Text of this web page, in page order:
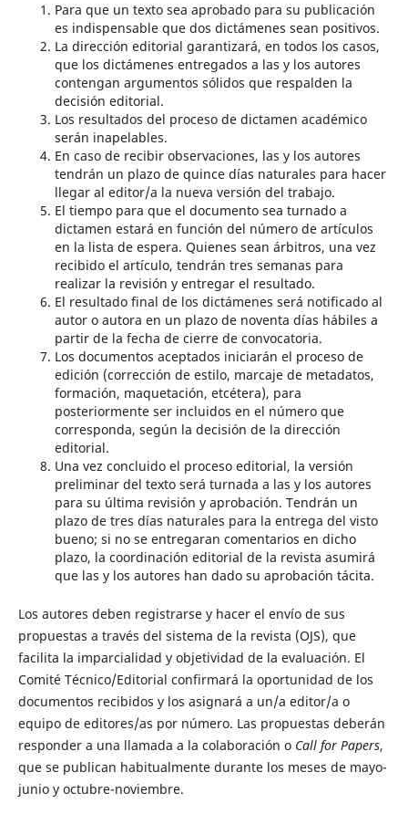
Para que un texto sea aprobado para su publicación
es indispensable que dos dictámenes sean positivos.
La dirección editorial garantizará, en todos los casos,
que los dictámenes entregados a las y los autores
contengan argumentos sólidos que respalden la
decisión editorial.
Los resultados del proceso de dictamen académico
serán inapelables.
En caso de recibir observaciones, las y los autores
tendrán un plazo de quince días naturales para hacer
llegar al editor/a la nueva versión del trabajo.
El tiempo para que el documento sea turnado a
dictamen estará en función del número de artículos
en la lista de espera. Quienes sean árbitros, una vez
recibido el artículo, tendrán tres semanas para
realizar la revisión y entregar el resultado.
El resultado final de los dictámenes será notificado al
autor o autora en un plazo de noventa días hábiles a
partir de la fecha de cierre de convocatoria.
Los documentos aceptados iniciarán el proceso de
edición (corrección de estilo, marcaje de metadatos,
formación, maquetación, etcétera), para
posteriormente ser incluidos en el número que
corresponda, según la decisión de la dirección
editorial.
Una vez concluido el proceso editorial, la versión
preliminar del texto será turnada a las y los autores
para su última revisión y aprobación. Tendrán un
plazo de tres días naturales para la entrega del visto
bueno; si no se entregaran comentarios en dicho
plazo, la coordinación editorial de la revista asumirá
que las y los autores han dado su aprobación tácita.
Los autores deben registrarse y hacer el envío de sus
propuestas a través del sistema de la revista (OJS), que
facilita la imparcialidad y objetividad de la evaluación. El
Comité Técnico/Editorial confirmará la oportunidad de los
documentos recibidos y los asignará a un/a editor/a o
equipo de editores/as por número. Las propuestas deberán
responder a una llamada a la colaboración o Call for Papers,
que se publican habitualmente durante los meses de mayo-
junio y octubre-noviembre.